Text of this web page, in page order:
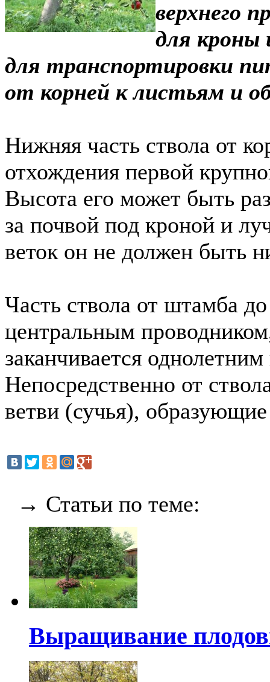
верхнего
для
для транспортировки
от корней к листьям и
Нижняя часть ствола от
отхождения первой
Высота его может быть
за почвой под кроной и
веток он не должен быть
Часть ствола от штамба
центральным
заканчивается
Непосредственно от
ветви (сучья),
→ Статьи по теме:
Выращивание